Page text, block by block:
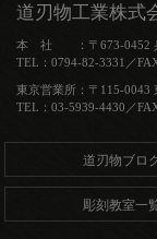
道刃物工業株式
本 社 ：〒673-0452 兵
TEL：0794-82-3331／
東京営業所：〒115-0043
TEL：03-5939-4430／
道刃物ブロ
彫刻教室一